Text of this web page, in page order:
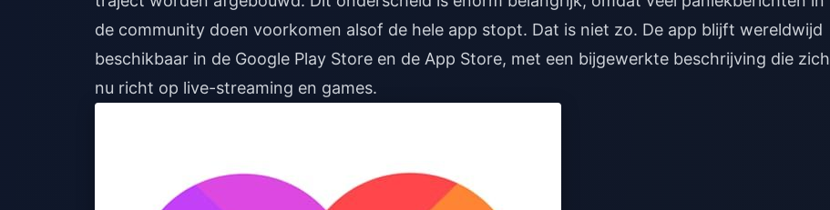
de community doen voorkomen alsof de hele app stopt. Dat is niet zo. De app blijft wereldwijd
beschikbaar in de Google Play Store en de App Store, met een bijgewerkte beschrijving die zich
nu richt op live-streaming en games.